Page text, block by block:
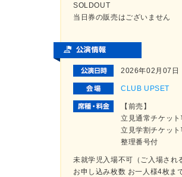
SOLDOUT
当日券の販売はございません
2026年02月07日
CLUB UPSET
【前売】
立見通常チケッ
立見学割チケッ
整理番号付
未就学児入場不可（ご入場され
お申し込み枚数 お一人様4枚ま